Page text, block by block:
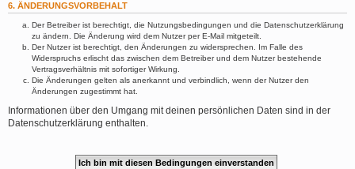
6. ÄNDERUNGSVORBEHALT
Der Betreiber ist berechtigt, die Nutzungsbedingungen und die Datenschutzerklärung
zu ändern. Die Änderung wird dem Nutzer per E-Mail mitgeteilt.
Der Nutzer ist berechtigt, den Änderungen zu widersprechen. Im Falle des
Widerspruchs erlischt das zwischen dem Betreiber und dem Nutzer bestehende
Vertragsverhältnis mit sofortiger Wirkung.
Die Änderungen gelten als anerkannt und verbindlich, wenn der Nutzer den
Änderungen zugestimmt hat.
Informationen über den Umgang mit deinen persönlichen Daten sind in der
Datenschutzerklärung enthalten.